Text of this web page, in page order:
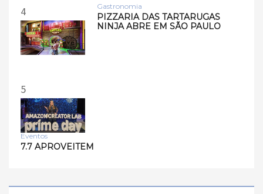
4 Gastronomia
PIZZARIA DAS TARTARUGAS
NINJA ABRE EM SÃO PAULO
5
Eventos
7.7 APROVEITEM